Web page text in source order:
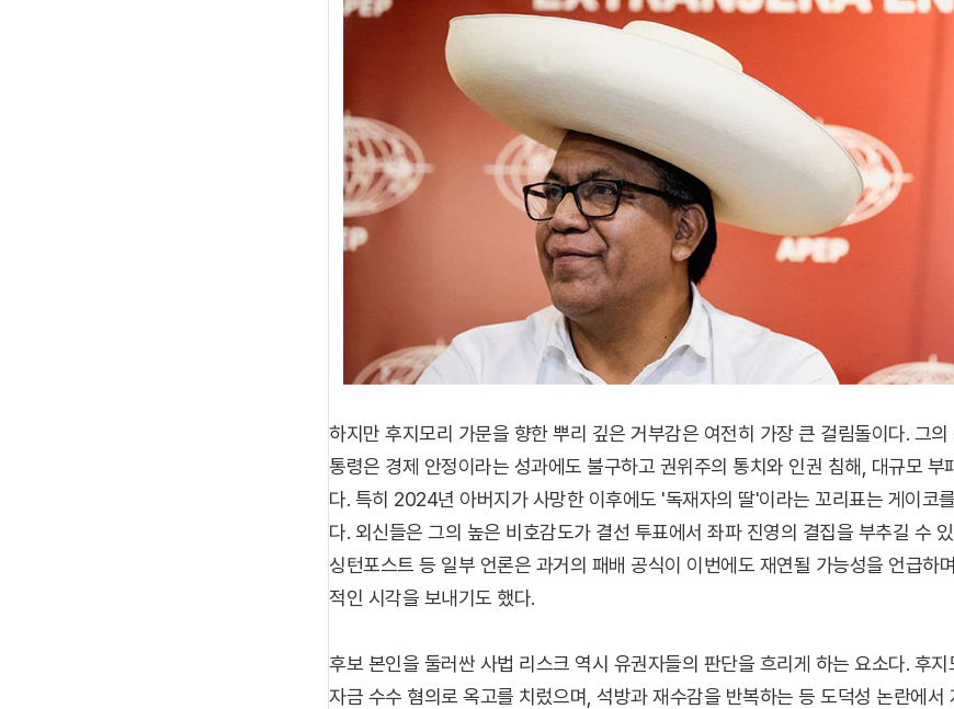
하지만 후지모리 가문을 향한 뿌리 깊은 거부감은 여전히 가장 큰 걸림돌이다. 그
통령은 경제 안정이라는 성과에도 불구하고 권위주의 통치와 인권 침해, 대규모 부
다. 특히 2024년 아버지가 사망한 이후에도 '독재자의 딸'이라는 꼬리표는 게이코
다. 외신들은 그의 높은 비호감도가 결선 투표에서 좌파 진영의 결집을 부추길 수
싱턴포스트 등 일부 언론은 과거의 패배 공식이 이번에도 재연될 가능성을 언급하
적인 시각을 보내기도 했다.
후보 본인을 둘러싼 사법 리스크 역시 유권자들의 판단을 흐리게 하는 요소다. 후
자금 수수 혐의로 옥고를 치렀으며, 석방과 재수감을 반복하는 등 도덕성 논란에서